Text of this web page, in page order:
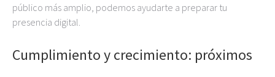
público más amplio, podemos ayudarte a preparar tu
presencia digital.
Cumplimiento y crecimiento: próximos